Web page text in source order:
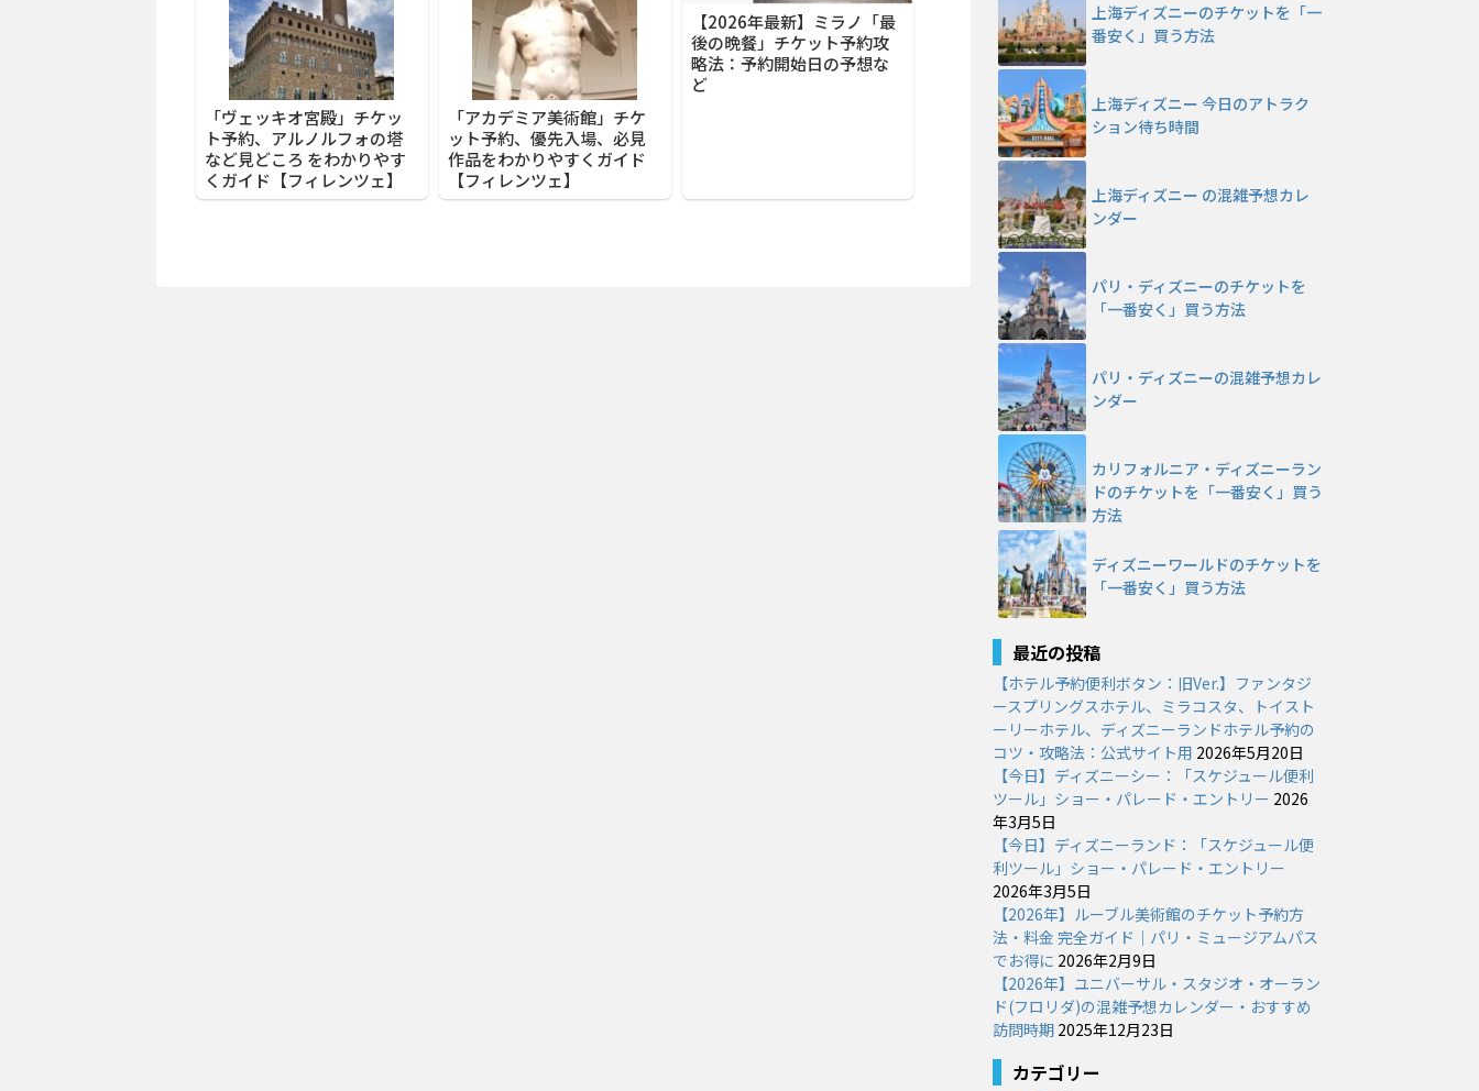
「ヴェッキオ宮殿」チケッ
ト予約、アルノルフォの塔
など見どころ をわかりやす
くガイド【フィレンツェ】
「アカデミア美術館」チケ
ット予約、優先入場、必見
作品をわかりやすくガイド
【フィレンツェ】
【2026年最新】ミラノ「最
後の晩餐」チケット予約攻
略法：予約開始日の予想な
ど
上海ディズニーのチケットを「一
番安く」買う方法
上海ディズニー 今日のアトラク
ション待ち時間
上海ディズニー の混雑予想カレ
ンダー
パリ・ディズニーのチケットを
「一番安く」買う方法
パリ・ディズニーの混雑予想カレ
ンダー
カリフォルニア・ディズニーラン
ドのチケットを「一番安く」買う
方法
ディズニーワールドのチケットを
「一番安く」買う方法
最近の投稿
【ホテル予約便利ボタン：旧Ver.】ファンタジ
ースプリングスホテル、ミラコスタ、トイスト
ーリーホテル、ディズニーランドホテル予約の
コツ・攻略法：公式サイト用 2026年5月20日
【今日】ディズニーシー：「スケジュール便利
ツール」ショー・パレード・エントリー 2026
年3月5日
【今日】ディズニーランド：「スケジュール便
利ツール」ショー・パレード・エントリー
2026年3月5日
【2026年】ルーブル美術館のチケット予約方
法・料金 完全ガイド｜パリ・ミュージアムパス
でお得に 2026年2月9日
【2026年】ユニバーサル・スタジオ・オーラン
ド(フロリダ)の混雑予想カレンダー・おすすめ
訪問時期 2025年12月23日
カテゴリー